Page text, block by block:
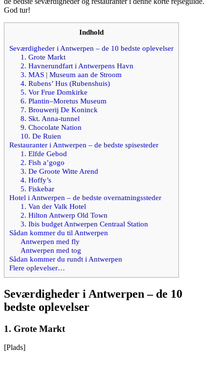
God tur!
Indhold
Seværdigheder i Antwerpen – de 10 bedste oplevelser
1. Grote Markt
2. Havnerundfart i Antwerpens Havn
3. MAS | Museum aan de Stroom
4. Rubens’ Hus (Rubenshuis)
5. Vor Frue Domkirke
6. Plantin–Moretus Museum
7. Brouwerij De Koninck
8. Skt. Anna-tunnel
9. Chocolate Nation
10. De Ruien
Restauranter i Antwerpen – de bedste spisesteder
1. Elfde Gebod
2. Fish a’gogo
3. De Groote Witte Arend
4. Hoffy’s
5. Fiskebar
Hotel i Antwerpen – de bedste overnatningssteder
1. Van der Valk Hotel
2. Hilton Antwerp Old Town
3. Ibis budget Antwerpen Centraal Station
Sådan kommer du til Antwerpen
Antwerpen med fly
Antwerpen med tog
Sådan kommer du rundt i Antwerpen
Flere oplevelser…
Seværdigheder i Antwerpen – de 10
bedste oplevelser
1. Grote Markt
[Plads]